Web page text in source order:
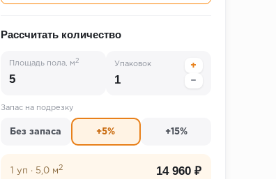
Рассчитать количество
Площадь пола, м 2
Упаковок
+
−
Запас на подрезку
Без запаса +5% +15%
1 уп · 5,0 м 2 14 960 ₽